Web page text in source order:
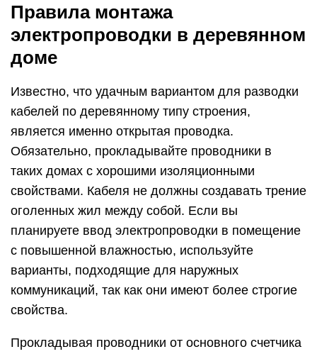
Правила монтажа
электропроводки в деревянном
доме
Известно, что удачным вариантом для разводки
кабелей по деревянному типу строения,
является именно открытая проводка.
Обязательно, прокладывайте проводники в
таких домах с хорошими изоляционными
свойствами. Кабеля не должны создавать трение
оголенных жил между собой. Если вы
планируете ввод электропроводки в помещение
с повышенной влажностью, используйте
варианты, подходящие для наружных
коммуникаций, так как они имеют более строгие
свойства.
Прокладывая проводники от основного счетчика